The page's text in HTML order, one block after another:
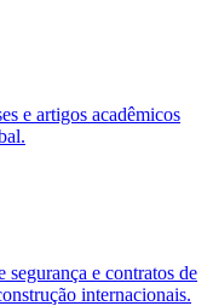
e artigos acadêmicos
segurança e contratos de
internacionais.